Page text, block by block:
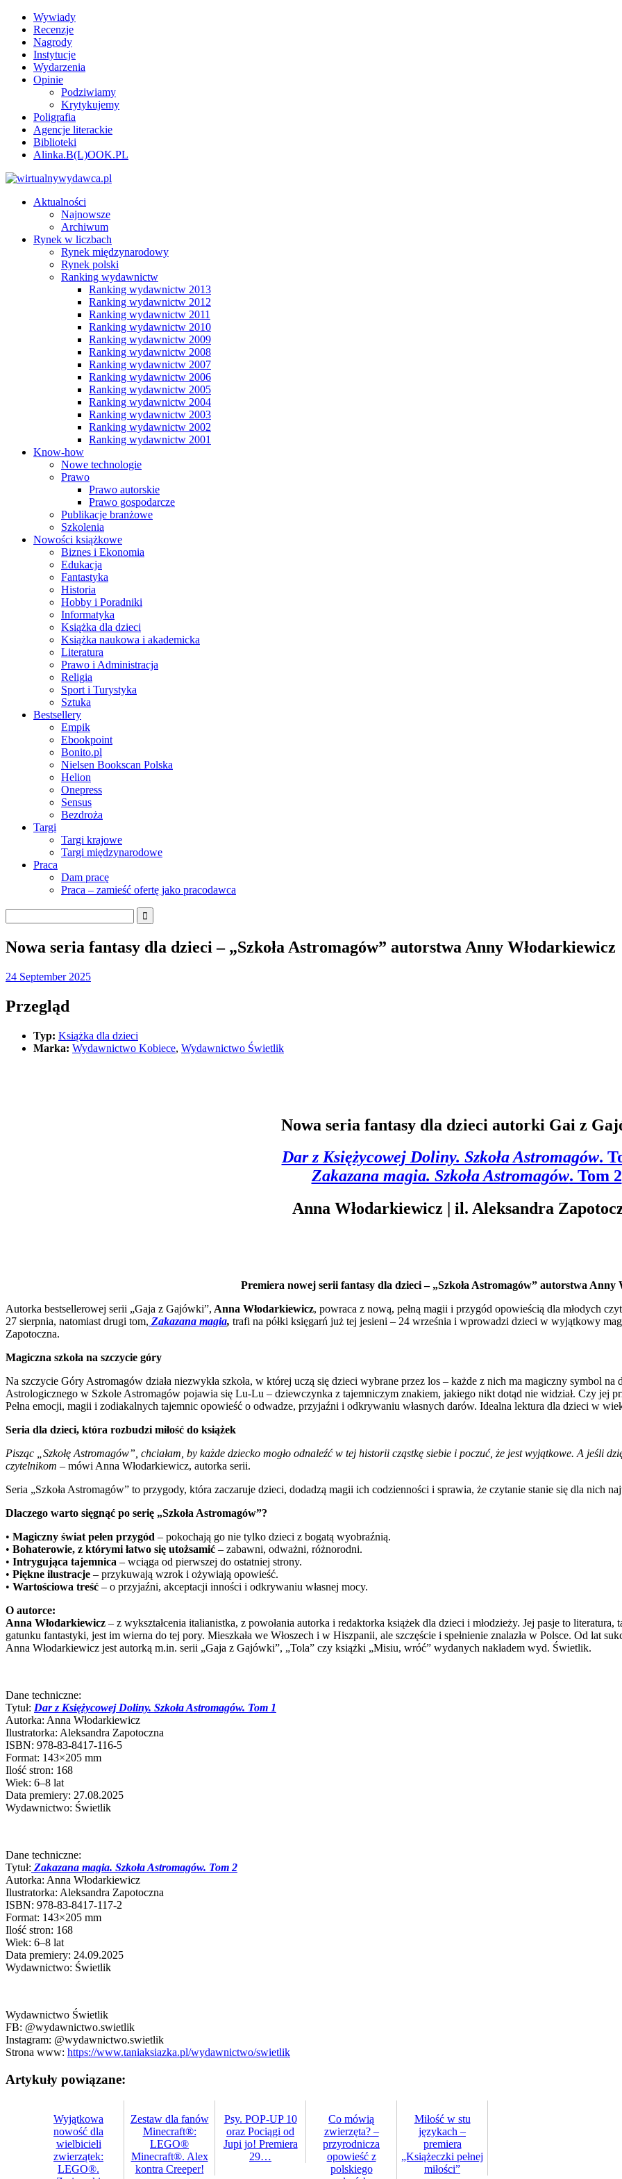
Wywiady
Recenzje
Nagrody
Instytucje
Wydarzenia
Opinie
Podziwiamy
Krytykujemy
Poligrafia
Agencje literackie
Biblioteki
Alinka.B(L)OOK.PL
Aktualności
Najnowsze
Archiwum
Rynek w liczbach
Rynek międzynarodowy
Rynek polski
Ranking wydawnictw
Ranking wydawnictw 2013
Ranking wydawnictw 2012
Ranking wydawnictw 2011
Ranking wydawnictw 2010
Ranking wydawnictw 2009
Ranking wydawnictw 2008
Ranking wydawnictw 2007
Ranking wydawnictw 2006
Ranking wydawnictw 2005
Ranking wydawnictw 2004
Ranking wydawnictw 2003
Ranking wydawnictw 2002
Ranking wydawnictw 2001
Know-how
Nowe technologie
Prawo
Prawo autorskie
Prawo gospodarcze
Publikacje branżowe
Szkolenia
Nowości książkowe
Biznes i Ekonomia
Edukacja
Fantastyka
Historia
Hobby i Poradniki
Informatyka
Książka dla dzieci
Książka naukowa i akademicka
Literatura
Prawo i Administracja
Religia
Sport i Turystyka
Sztuka
Bestsellery
Empik
Ebookpoint
Bonito.pl
Nielsen Bookscan Polska
Helion
Onepress
Sensus
Bezdroża
Targi
Targi krajowe
Targi międzynarodowe
Praca
Dam pracę
Praca – zamieść ofertę jako pracodawca
Nowa seria fantasy dla dzieci – „Szkoła Astromagów” autorstwa Anny Włodarkiewicz
24 September 2025
Przegląd
Typ: Książka dla dzieci
Marka: Wydawnictwo Kobiece, Wydawnictwo Świetlik
Nowa seria fantasy dla dzieci autorki Gai z
Dar z Księżycowej Doliny. Szkoła Astromagów.
Zakazana magia. Szkoła Astromagów. Tom 2
Anna Włodarkiewicz | il. Aleksandra
Premiera nowej serii fantasy dla dzieci – „Szkoła Astromagów” autorstwa Anny
Autorka bestsellerowej serii „Gaja z Gajówki”, Anna Włodarkiewicz, powraca z nową, pełną magii i przygód opowieścią dla młodych
27 sierpnia, natomiast drugi tom, Zakazana magia, trafi na półki księgarń już tej jesieni – 24 września i wprowadzi dzieci w wyjątkowy
Zapotoczna.
Magiczna szkoła na szczycie góry
Na szczycie Góry Astromagów działa niezwykła szkoła, w której uczą się dzieci wybrane przez los – każde z nich ma magiczny symbol
Astrologicznego w Szkole Astromagów pojawia się Lu-Lu – dziewczynka z tajemniczym znakiem, jakiego nikt dotąd nie widział. Czy jej
Pełna emocji, magii i zodiakalnych tajemnic opowieść o odwadze, przyjaźni i odkrywaniu własnych darów. Idealna lektura dla dzieci w
Seria dla dzieci, która rozbudzi miłość do książek
Pisząc „Szkołę Astromagów”, chciałam, by każde dziecko mogło odnaleźć w tej historii cząstkę siebie i poczuć, że jest wyjątkowe. A jeśli
czytelnikom – mówi Anna Włodarkiewicz, autorka serii.
Seria „Szkoła Astromagów” to przygody, która zaczaruje dzieci, dodadzą magii ich codzienności i sprawia, że czytanie stanie się dla nich
Dlaczego warto sięgnąć po serię „Szkoła Astromagów”?
• Magiczny świat pełen przygód – pokochają go nie tylko dzieci z bogatą wyobraźnią.
• Bohaterowie, z którymi łatwo się utożsamić – zabawni, odważni, różnorodni.
• Intrygująca tajemnica – wciąga od pierwszej do ostatniej strony.
• Piękne ilustracje – przykuwają wzrok i ożywiają opowieść.
• Wartościowa treść – o przyjaźni, akceptacji inności i odkrywaniu własnej mocy.
O autorce:
Anna Włodarkiewicz – z wykształcenia italianistka, z powołania autorka i redaktorka książek dla dzieci i młodzieży. Jej pasje to
gatunku fantastyki, jest im wierna do tej pory. Mieszkała we Włoszech i w Hiszpanii, ale szczęście i spełnienie znalazła w Polsce. Od lat
Anna Włodarkiewicz jest autorką m.in. serii „Gaja z Gajówki”, „Tola” czy książki „Misiu, wróć” wydanych nakładem wyd. Świetlik.
Dane techniczne:
Tytuł: Dar z Księżycowej Doliny. Szkoła Astromagów. Tom 1
Autorka: Anna Włodarkiewicz
Ilustratorka: Aleksandra Zapotoczna
ISBN: 978-83-8417-116-5
Format: 143×205 mm
Ilość stron: 168
Wiek: 6–8 lat
Data premiery: 27.08.2025
Wydawnictwo: Świetlik
Dane techniczne:
Tytuł: Zakazana magia. Szkoła Astromagów. Tom 2
Autorka: Anna Włodarkiewicz
Ilustratorka: Aleksandra Zapotoczna
ISBN: 978-83-8417-117-2
Format: 143×205 mm
Ilość stron: 168
Wiek: 6–8 lat
Data premiery: 24.09.2025
Wydawnictwo: Świetlik
Wydawnictwo Świetlik
FB: @wydawnictwo.swietlik
Instagram: @wydawnictwo.swietlik
Strona www: https://www.taniaksiazka.pl/wydawnictwo/swietlik
Artykuły powiązane:
Wyjątkowa
nowość dla
wielbicieli
zwierzątek:
LEGO®.
Zestaw dla fanów
Minecraft®:
LEGO®
Minecraft®. Alex
kontra Creeper!
Psy. POP-UP 10
oraz Pociągi od
Jupi jo! Premiera
29…
Co mówią
zwierzęta? –
przyrodnicza
opowieść z
polskiego
Miłość w stu
językach –
premiera
„Książeczki pełnej
miłości”